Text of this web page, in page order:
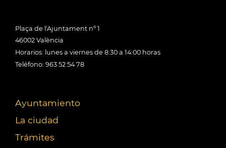
Plaça de l'Ajuntament nº 1
46002 València
Horarios: lunes a viernes de 8:30 a 14:00 horas
Teléfono: 963 52 54 78
Ayuntamiento
La ciudad
Trámites